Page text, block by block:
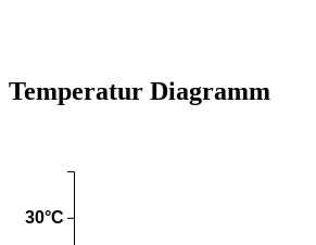
Temperatur Diagramm